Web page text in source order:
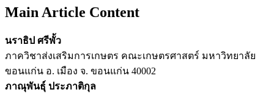
Main Article Content
นราธิป ศรีพั้ว
ภาควิชาส่งเสริมการเกษตร คณะเกษตรศาสตร์ มหาวิทยาลัย
ขอนแก่น อ. เมือง จ. ขอนแก่น 40002
ภาณุพันธุ์ ประภาติกุล